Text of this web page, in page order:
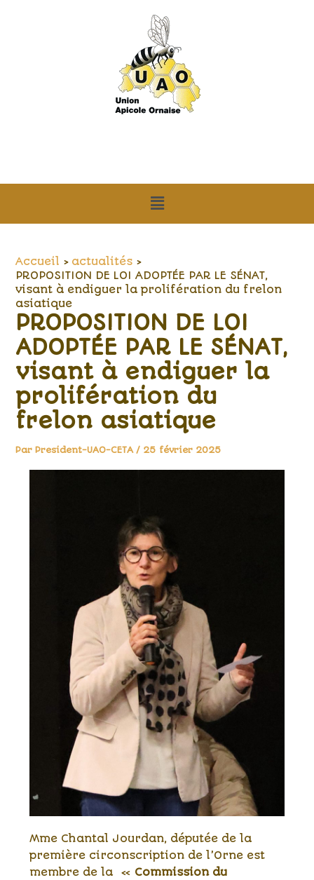
Menu
Accueil
actualités
PROPOSITION DE LOI ADOPTÉE PAR LE SÉNAT,
visant à endiguer la prolifération du frelon
asiatique
PROPOSITION DE LOI
ADOPTÉE PAR LE SÉNAT,
visant à endiguer la
prolifération du
frelon asiatique
ParPresident-UAO-CETA / 25 février 2025
Mme Chantal Jourdan, députée de la
première circonscription de l’Orne est
membre de la « Commission du